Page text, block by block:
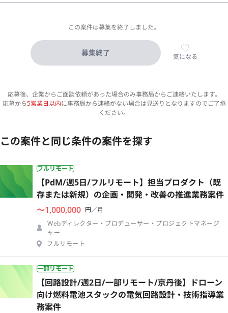
この案件は募集を終了しました。
募集終了 気になる
応募後、企業からご面談依頼があった場合のみ事務局からご連絡いたします。
応募から5営業日以内に事務局から連絡がない場合は見送りとなりますのでご了承
ください。
この案件と同じ条件の案件を探す
フルリモート
【PdM/週5日/フルリモート】担当プロダクト（既
存または新規）の企画・開発・改善の推進業務案件
〜1,000,000 円／月
Webディレクター・プロデューサー・プロジェクトマネージ
ャー
フルリモート
一部リモート
【回路設計/週2日/一部リモート/京丹後】ドローン
向け燃料電池スタックの電気回路設計・技術指導業
務案件